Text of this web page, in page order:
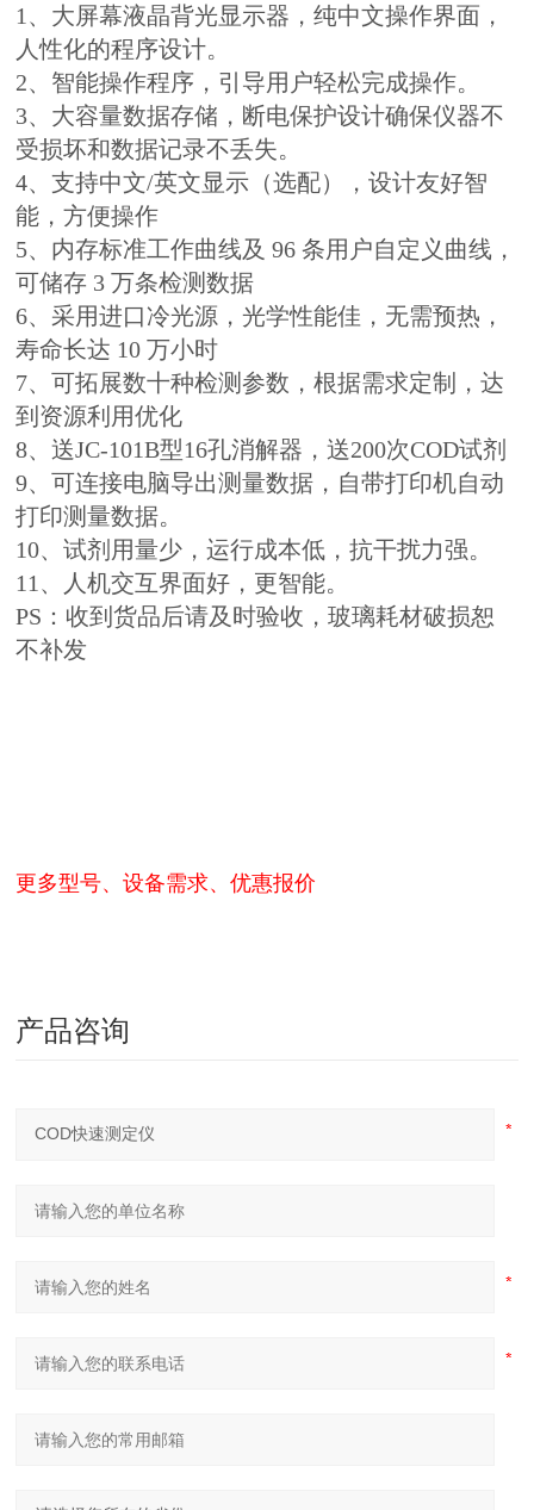
1、大屏幕液晶背光显示器，纯中文操作界面，
人性化的程序设计。
2、智能操作程序，引导用户轻松完成操作。
3、大容量数据存储，断电保护设计确保仪器不
受损坏和数据记录不丢失。
4、支持中文/英文显示（选配），设计友好智
能，方便操作
5、内存标准工作曲线及 96 条用户自定义曲线，
可储存 3 万条检测数据
6、采用进口冷光源，光学性能佳 ，无需预热，
寿命长达 10 万小时
7、可拓展数十种检测参数，根据需求定制，达
到资源利用优化
8、送JC-101B型16孔消解器，送200次COD试剂
9、可连接电脑导出测量数据，自带打印机自动
打印测量数据。
10、试剂用量少，运行成本低，抗干扰力强。
11、人机交互界面好，更智能。
PS：收到货品后请及时验收，玻璃耗材破损恕
不补发
更多型号、设备需求、优惠报价
产品咨询